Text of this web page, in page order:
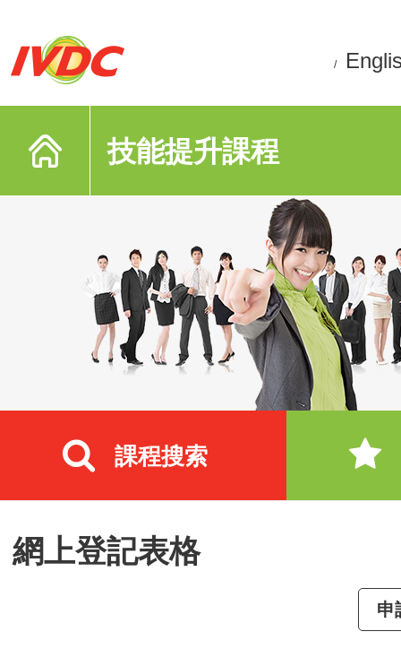
/
技能提升課程
課程搜索
網上登記表格
申